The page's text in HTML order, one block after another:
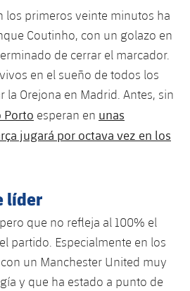
los primeros veinte minutos ha
Coutinho, con un golazo en
de cerrar el marcador.
en el sueño de todos los
la Orejona en Madrid. Antes, sin
Porto esperan en unas
jugará por octava vez en los
líder
que no refleja al 100% el
partido. Especialmente en los
un Manchester United muy
y que ha estado a punto de